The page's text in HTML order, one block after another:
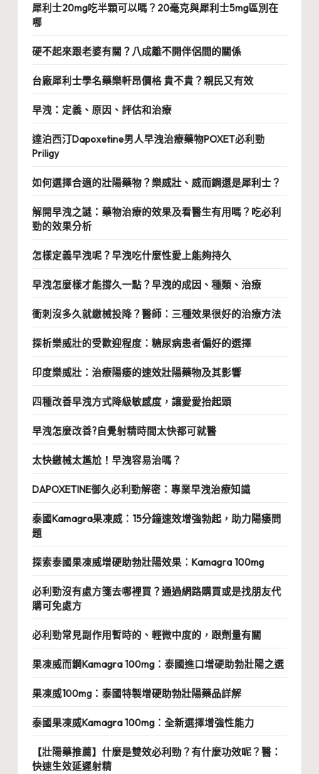
犀利士20mg吃半顆可以嗎？20毫克與犀利士5mg區別在
哪
硬不起來跟老婆有關？八成離不開伴侶間的關係
台廠犀利士學名藥樂軒昂價格 貴不貴？親民又有效
早洩：定義、原因、評估和治療
達泊西汀Dapoxetine男人早洩治療藥物POXET必利勁
Priligy
如何選擇合適的壯陽藥物？樂威壯、威而鋼還是犀利士？
解開早洩之謎：藥物治療的效果及看醫生有用嗎？吃必利
勁的效果分析
怎樣定義早洩呢？早洩吃什麼性愛上能夠持久
早洩怎麼樣才能撐久一點？早洩的成因、種類、治療
衝刺沒多久就繳械投降？醫師：三種效果很好的治療方法
探析樂威壯的受歡迎程度：糖尿病患者偏好的選擇
印度樂威壯：治療陽痿的速效壯陽藥物及其影響
四種改善早洩方式降級敏感度，讓愛愛抬起頭
早洩怎麼改善?自覺射精時間太快都可就醫
太快繳械太尷尬！早洩容易治嗎？
DAPOXETINE御久必利勁解密：專業早洩治療知識
泰國Kamagra果凍威：15分鐘速效增強勃起，助力陽痿問
題
探索泰國果凍威增硬助勃壯陽效果：Kamagra 100mg
必利勁沒有處方箋去哪裡買？通過網路購買或是找朋友代
購可免處方
必利勁常見副作用暫時的、輕微中度的，跟劑量有關
果凍威而鋼Kamagra 100mg：泰國進口增硬助勃壯陽之選
果凍威100mg：泰國特製增硬助勃壯陽藥品詳解
泰國果凍威Kamagra 100mg：全新選擇增強性能力
【壯陽藥推薦】什麼是雙效必利勁？有什麼功效呢？醫：
快速生效延遲射精